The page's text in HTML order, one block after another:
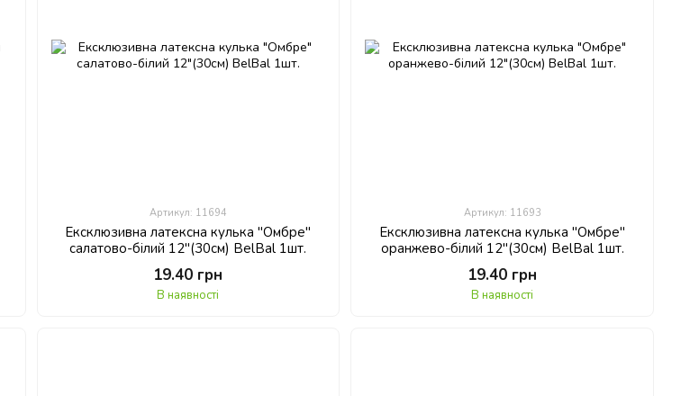
Артикул: 11694
Ексклюзивна латексна кулька "Омбре"
салатово-білий 12"(30см) BelBal 1шт.
19.40 грн
В наявності
Артикул: 11693
Ексклюзивна латексна кулька "Омбре"
оранжево-білий 12"(30см) BelBal 1шт.
19.40 грн
В наявності